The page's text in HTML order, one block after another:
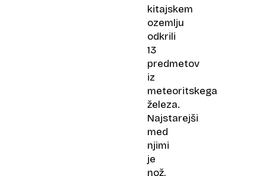
kitajskem
ozemlju
odkrili
13
predmetov
iz
meteoritskega
železa.
Najstarejši
med
njimi
je
nož,